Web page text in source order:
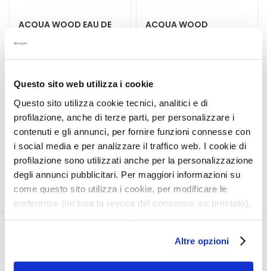
Questo sito web utilizza i cookie
Questo sito utilizza cookie tecnici, analitici e di
profilazione, anche di terze parti, per personalizzare i
contenuti e gli annunci, per fornire funzioni connesse con
i social media e per analizzare il traffico web. I cookie di
profilazione sono utilizzati anche per la personalizzazione
degli annunci pubblicitari. Per maggiori informazioni su
come questo sito utilizza i cookie, per modificare le
preferenze (inclusa la revoca del consenso, se prestato),
nonché per sapere come trattiamo i dati personali –
l’informativa cookie completa e l’informativa privacy
disponibiliqui. Le ricordiamo che, qualora clicchi su
Altre opzioni
e
m
e
t
s
s
c
i
f
i
q
u
ACQUA WOOD EAU DE
59,00 €
/5
1
reviews
ACQUA WOOD
30,00 €
Qui sommes-nous
MON PROFIL
Informations du compte